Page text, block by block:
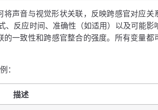
声音与视觉形状关联，反映跨感官对应关
、反应时间、准确性（如适用）以及可能影
一致性和跨感官整合的强度。所有变量都
：
描述